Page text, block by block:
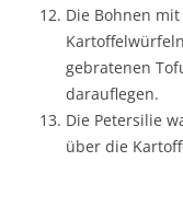
Die Bohnen
gebratenen
darauflegen.
Die Petersilie
über die